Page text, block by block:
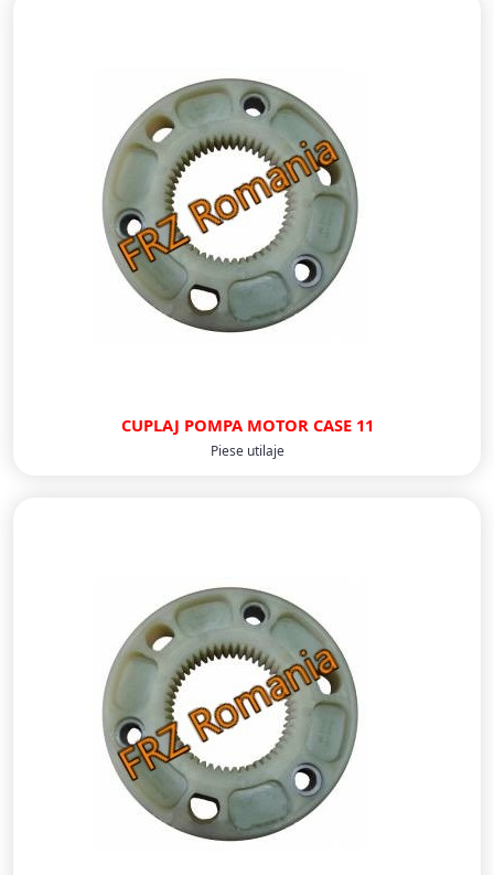
CUPLAJ POMPA MOTOR CASE 11
Piese utilaje